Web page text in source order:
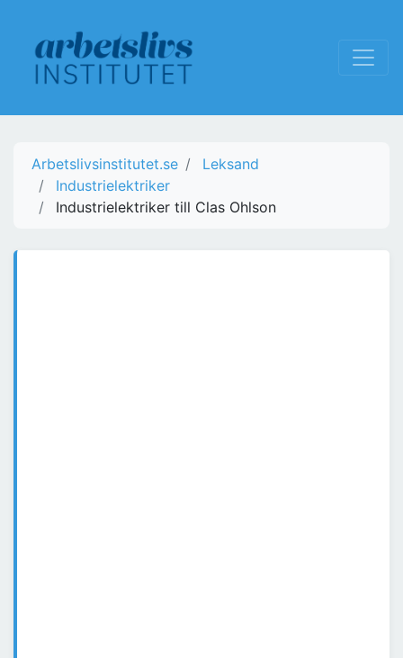
Arbetslivsinstitutet.se
Leksand
Industrielektriker
Industrielektriker till Clas Ohlson